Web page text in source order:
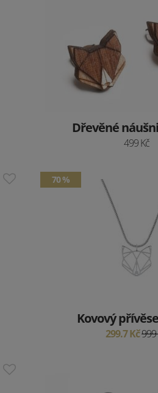
Dřevěné
499 Kč
70 %
Kovový
299.7 Kč999